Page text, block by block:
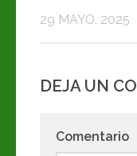
29 MAYO, 2025
DEJA UN
Comentario